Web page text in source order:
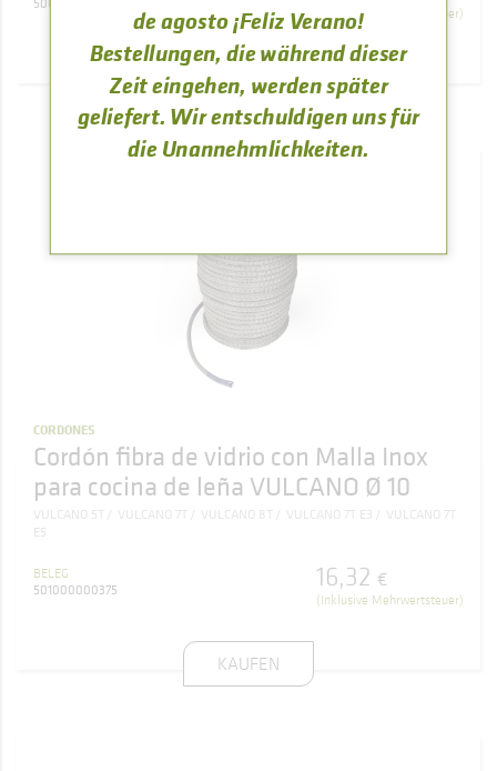
(Inklusive Mehrwertsteuer)
KAUFEN
CORDONES
Cordón fibra de vidrio con Malla Inox
para cocina de leña VULCANO Ø 10
VULCANO 5T VULCANO 7T VULCANO 8T VULCANO 7T E3
VULCANO 7T
E5
BELEG
501000000375
16,32 €
(Inklusive Mehrwertsteuer)
KAUFEN
de agosto ¡Feliz Verano!
Bestellungen, die während dieser
Zeit eingehen, werden später
geliefert. Wir entschuldigen uns für
die Unannehmlichkeiten.